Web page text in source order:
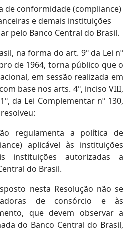
de conformidade (compliance)
e demais instituições
pelo Banco Central do Brasil.
na forma do art. 9º da Lei nº
de 1964, torna público que o
em sessão realizada em
base nos arts. 4º, inciso VIII,
da Lei Complementar nº 130,
regulamenta a política de
aplicável às instituições
instituições autorizadas a
do Brasil.
nesta Resolução não se
de consórcio e às
que devem observar a
do Banco Central do Brasil,